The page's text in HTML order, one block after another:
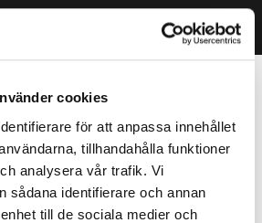
cookies
för att anpassa innehållet
tillhandahålla funktioner
analysera vår trafik. Vi
sådana identifierare och annan
till de sociala medier och